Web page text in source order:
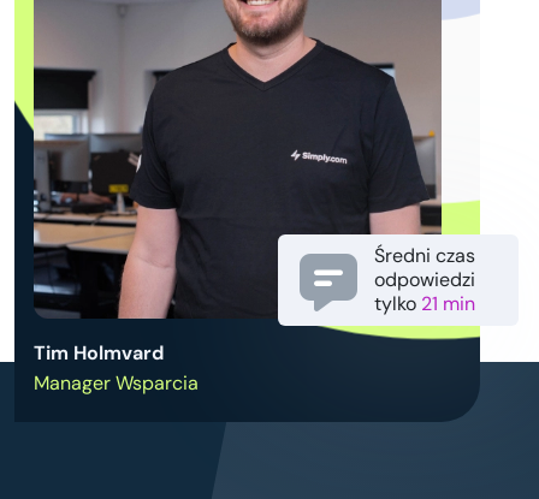
Tim Holmvard
Manager Wsparcia
Średni czas
odpowiedzi
tylko 21 min